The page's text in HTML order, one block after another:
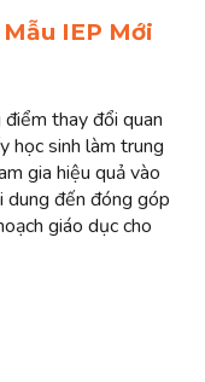
IEP Mới
thay đổi quan
học sinh làm trung
gia hiệu quả vào
dung đến đóng góp
giáo dục cho